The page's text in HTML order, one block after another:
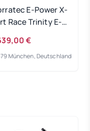
E-Power X-
Race Trinity E-
€
München, Deutschland